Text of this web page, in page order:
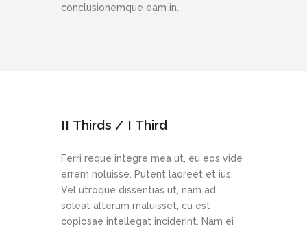
conclusionemque eam in.
II Thirds / I Third
Ferri reque integre mea ut, eu eos vide
errem noluisse. Putent laoreet et ius.
Vel utroque dissentias ut, nam ad
soleat alterum maluisset, cu est
copiosae intellegat inciderint. Nam ei